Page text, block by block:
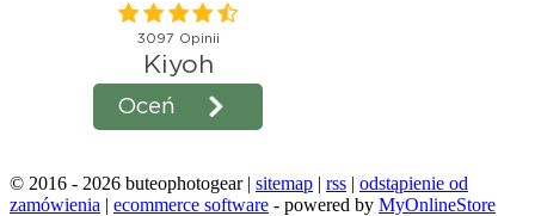
© 2016 - 2026 buteophotogear | sitemap | rss | odstąpienie od
zamówienia | ecommerce software - powered by MyOnlineStore